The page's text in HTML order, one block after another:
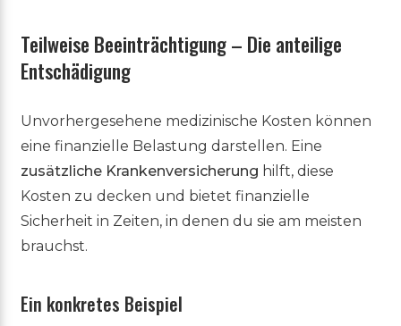
Teilweise Beeinträchtigung – Die anteilige
Entschädigung
Unvorhergesehene medizinische Kosten können
eine finanzielle Belastung darstellen. Eine
zusätzliche Krankenversicherung hilft, diese
Kosten zu decken und bietet finanzielle
Sicherheit in Zeiten, in denen du sie am meisten
brauchst.
Ein konkretes Beispiel